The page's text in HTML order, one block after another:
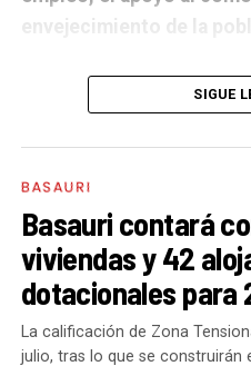
envejecimiento de la
A un año de acabar la
haces de la gestión del
del equipo de gobierno
los gobiernos sirve para
de las personas y, por eso,
gestión en las áreas de
impronta que marcamos
del equipo de gobierno.
SIGUE
BASAURI
Basauri contará
viviendas y 42
dotacionales para
La calificación de Zona
julio, tras lo que se construirán